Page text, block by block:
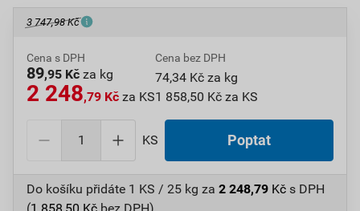
3 747,98 Kč
Cena s DPH
89,95 Kč za kg
2 248,79 Kč za KS
Cena bez DPH
74,34 Kč za kg
1 858,50 Kč za KS
KS Poptat
Do košíku přidáte 1 KS / 25 kg za 2 248,79 Kč s DPH